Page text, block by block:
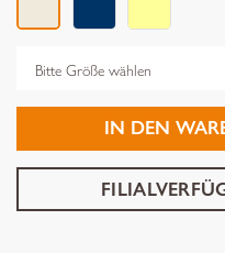
IN DEN